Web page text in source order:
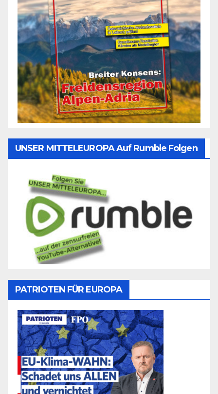
UNSER MITTELEUROPA Auf Rumble Folgen
PATRIOTEN FÜR EUROPA